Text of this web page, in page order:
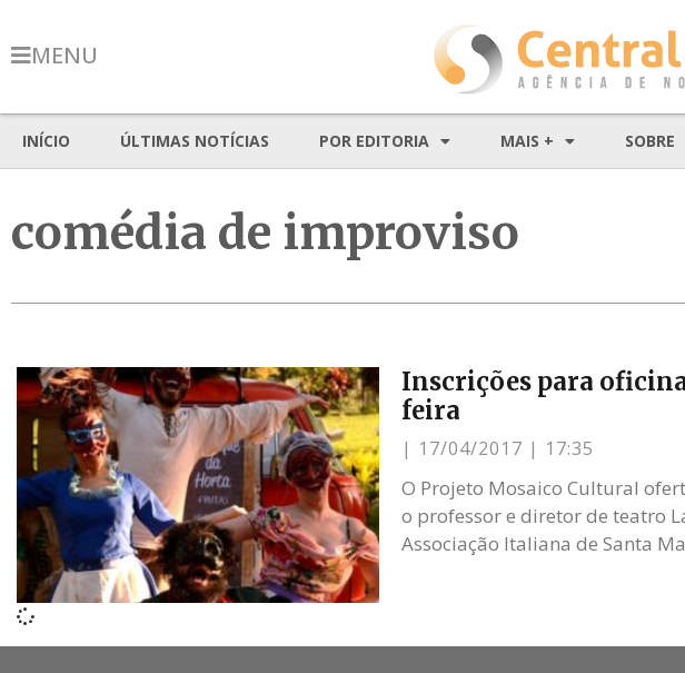
MENU
INÍCIO ÚLTIMAS NOTÍCIAS POR EDITORIA MAIS + SOBRE
comédia de improviso
Inscrições para
feira
17/04/2017 17:35
O Projeto Mosaico Cultural
o professor e diretor de teatro
Associação Italiana de Santa